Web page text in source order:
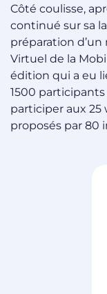
Côté coulisse,
continué sur sa
préparation
Virtuel de la
édition qui a eu
1500
participer aux
proposés par 80